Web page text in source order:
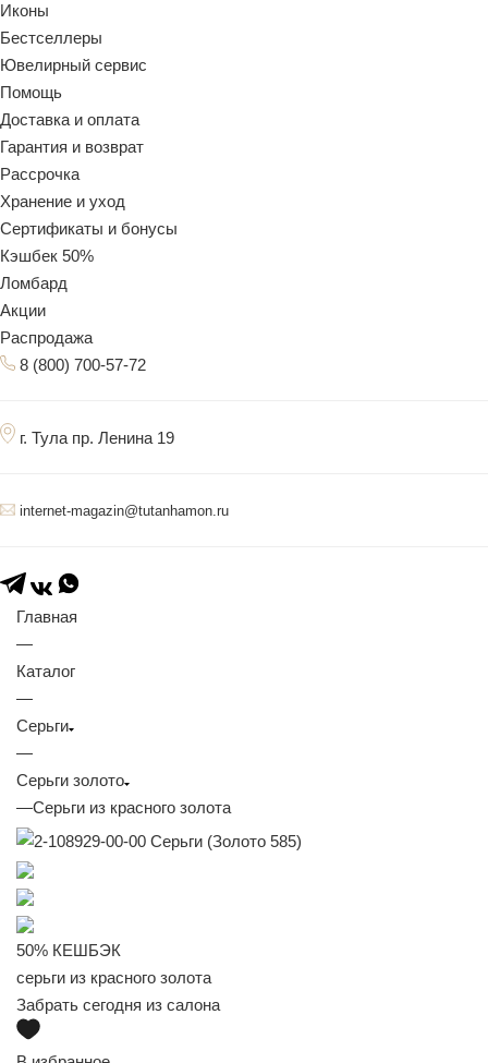
Иконы
Бестселлеры
Ювелирный сервис
Помощь
Доставка и оплата
Гарантия и возврат
Рассрочка
Хранение и уход
Сертификаты и бонусы
Кэшбек 50%
Ломбард
Акции
Распродажа
8 (800) 700-57-72
г. Тула пр. Ленина 19
internet-magazin@tutanhamon.ru
Главная
—
Каталог
—
Серьги
—
Серьги золото
—Серьги из красного золота
50% КЕШБЭК
серьги из красного золота
Забрать сегодня из салона